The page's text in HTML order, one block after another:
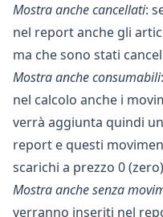
Mostra anche cancellati:
nel report anche gli
ma che sono stati
Mostra anche consumabili
nel calcolo anche i
verrà aggiunta quindi
report e questi
scarichi a prezzo 0
Mostra anche senza
verranno inseriti nel